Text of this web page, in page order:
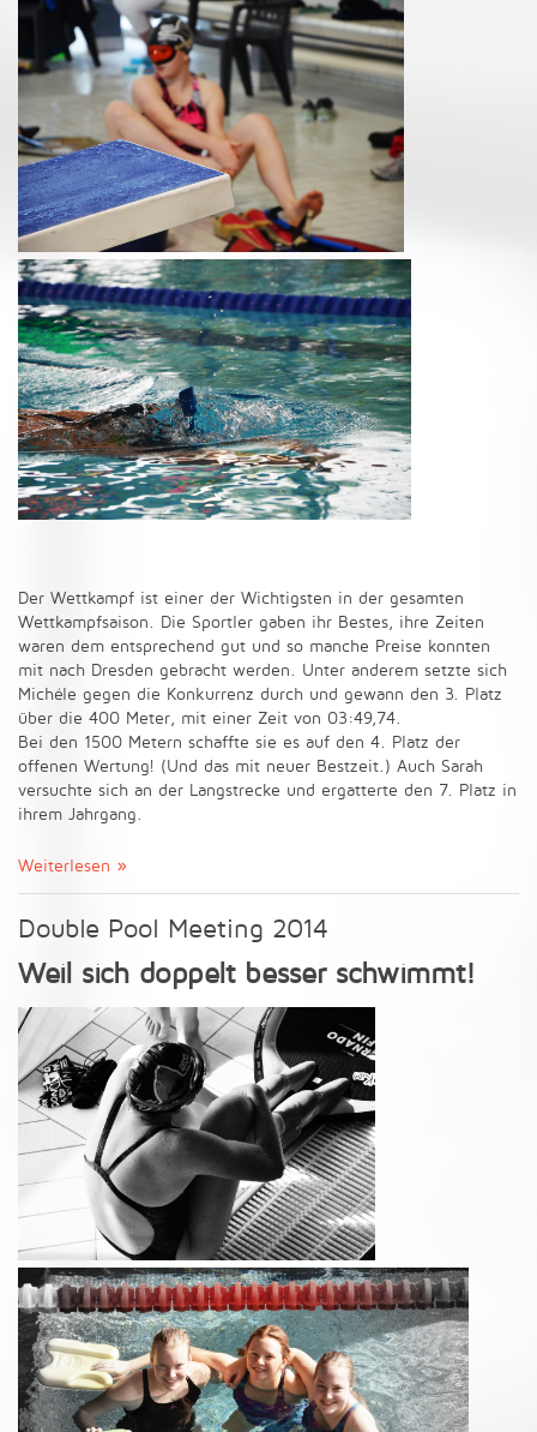
Der Wettkampf ist einer der Wichtigsten in der gesamten
Wettkampfsaison. Die Sportler gaben ihr Bestes, ihre Zeiten
waren dem entsprechend gut und so manche Preise konnten
mit nach Dresden gebracht werden. Unter anderem setzte sich
Michéle gegen die Konkurrenz durch und gewann den 3. Platz
über die 400 Meter, mit einer Zeit von 03:49,74.
Bei den 1500 Metern schaffte sie es auf den 4. Platz der
offenen Wertung! (Und das mit neuer Bestzeit.) Auch Sarah
versuchte sich an der Langstrecke und ergatterte den 7. Platz in
ihrem Jahrgang.
Weiterlesen
Double Pool Meeting 2014
Weil sich doppelt besser schwimmt!